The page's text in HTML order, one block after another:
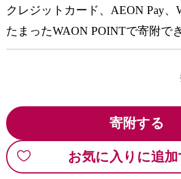
クレジットカード、AEON Pay、
たまったWAON POINTで寄附で
寄附する
お気に入りに追加